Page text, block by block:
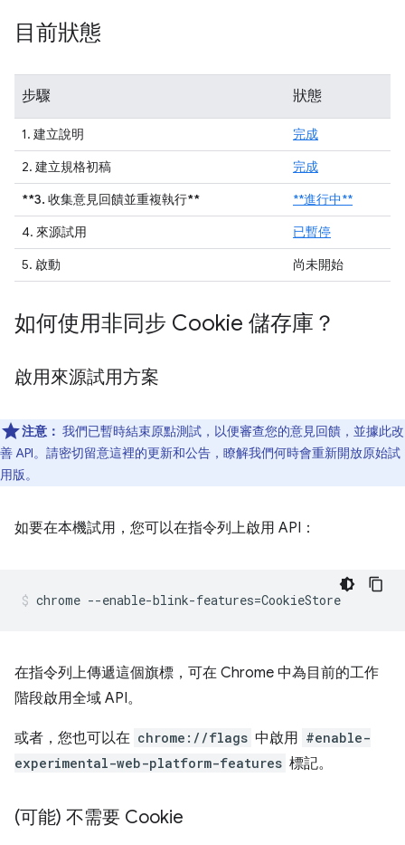
目前狀態
步驟 狀態
1. 建立說明
完成
2. 建立規格初稿
完成
**3. 收集意見回饋並重複執行**
**進行中**
4. 來源試用
已暫停
5. 啟動
尚未開始
如何使用非同步 Cookie 儲存庫？
啟用來源試用方案
注意： 我們已暫時結束原點測試，以便審查您的意見回饋，並據此改
善 API。請密切留意這裡的更新和公告，瞭解我們何時會重新開放原始試
用版。
如要在本機試用，您可以在指令列上啟用 API：
在指令列上傳遞這個旗標，可在 Chrome 中為目前的工作
階段啟用全域 API。
或者，您也可以在 chrome://flags 中啟用 #enable-
experimental-web-platform-features 標記。
(可能) 不需要 Cookie